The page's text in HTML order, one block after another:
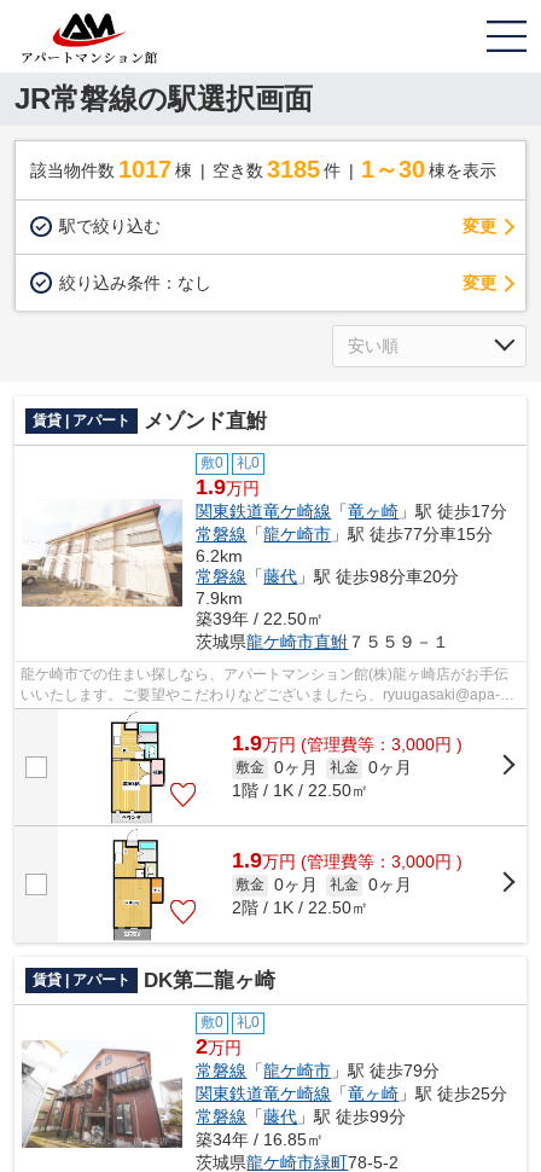
JR常磐線の駅選択画面
該当物件数 1017棟 空き数 3185 件 1～30 棟を表示
駅で絞り込む 変更
絞り込み条件： なし 変更
賃貸 | アパート メゾンド直鮒
敷0 礼0
1.9万円
関東鉄道竜ケ崎線 「竜ヶ崎 」駅 徒歩17分
常磐線 「龍ケ崎市 」駅 徒歩77分車15分
6.2km
常磐線 「藤代 」駅 徒歩98分車20分
7.9km
築39年 / 22.50㎡
茨城県龍ケ崎市直鮒 ７５５９－１
龍ケ崎市での住まい探しなら、アパートマンション館(株)龍ヶ崎店がお手伝
いいたします。ご要望やこだわりなどございましたら、ryuugasaki@apa-
to.co.jpにてお申し付け下さい。お部屋探...
1.9万円 (管理費等：3,000円 )
敷金 0ヶ月 礼金 0ヶ月
1階 / 1K / 22.50㎡
1.9万円 (管理費等：3,000円 )
敷金 0ヶ月 礼金 0ヶ月
2階 / 1K / 22.50㎡
賃貸 | アパート DK第二龍ヶ崎
敷0 礼0
2万円
常磐線 「龍ケ崎市 」駅 徒歩79分
関東鉄道竜ケ崎線 「竜ヶ崎 」駅 徒歩25分
常磐線 「藤代 」駅 徒歩99分
築34年 / 16.85㎡
茨城県龍ケ崎市緑町78-5-2